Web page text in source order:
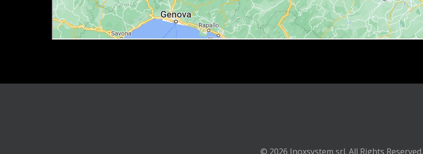
© 2026 Inoxsystem srl. All Rights Reserved.